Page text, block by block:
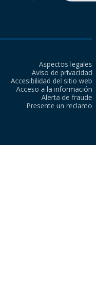
Aspectos legales
Aviso de privacidad
Accesibilidad del sitio web
Acceso a la información
Alerta de fraude
Presente un reclamo